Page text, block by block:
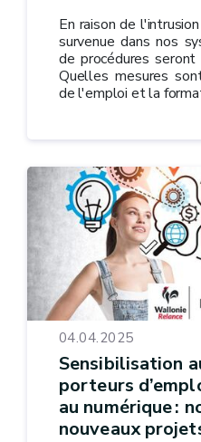
En raison de
survenue dans nos
de procédures
Quelles mesures
de l'emploi et la
04.04.2025
Sensibilisation
porteurs
au numérique :
nouveaux